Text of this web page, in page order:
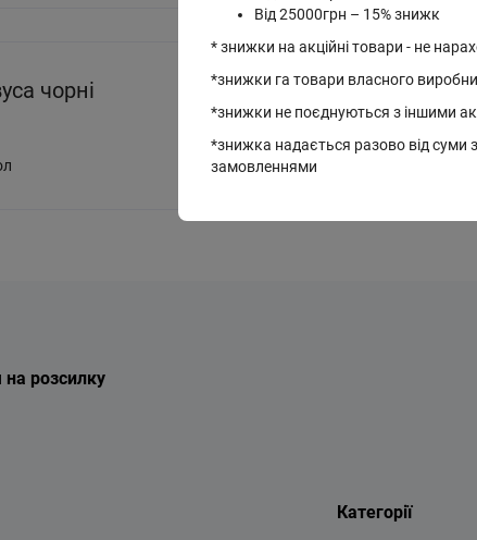
чорні
на розсилку
Категорії
Від 25000грн – 15% знижк
* знижки на акційні товари - не
*знижки га товари власного
*знижки не поєднуються з іншими
*знижка надається разово від суми
замовленнями